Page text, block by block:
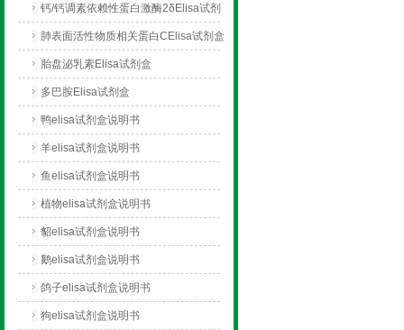
钙/钙调素依赖性蛋白激酶2δElisa试剂
盒
肺表面活性物质相关蛋白CElisa试剂盒
胎盘泌乳素Elisa试剂盒
多巴胺Elisa试剂盒
鸭elisa试剂盒说明书
羊elisa试剂盒说明书
鱼elisa试剂盒说明书
植物elisa试剂盒说明书
貂elisa试剂盒说明书
鹅elisa试剂盒说明书
鸽子elisa试剂盒说明书
狗elisa试剂盒说明书